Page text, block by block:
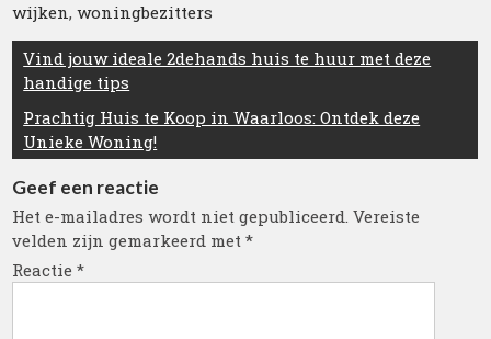
wijken,woningbezitters
Berichtnavigatie
Vind jouw ideale 2dehands huis te huur met deze
handige tips
Prachtig Huis te Koop in Waarloos: Ontdek deze
Unieke Woning!
Geef een reactie
Het e-mailadres wordt niet gepubliceerd. Vereiste
velden zijn gemarkeerd met*
Reactie*